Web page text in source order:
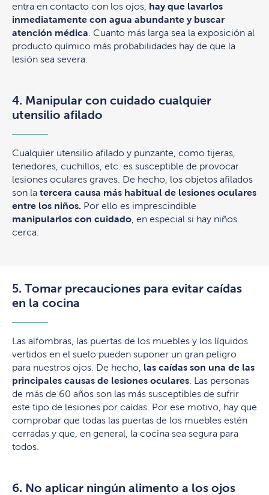
entra en contacto con los ojos, hay que lavarlos
inmediatamente con agua abundante y buscar
atención médica . Cuanto más larga sea la exposición al
producto químico más probabilidades hay de que la
lesión sea severa.
4. Manipular con cuidado cualquier
utensilio afilado
Cualquier utensilio afilado y punzante, como tijeras,
tenedores, cuchillos, etc. es susceptible de provocar
lesiones oculares graves. De hecho, los objetos afilados
son la tercera causa más habitual de lesiones oculares
entre los niños. Por ello es imprescindible
manipularlos con cuidado , en especial si hay niños
cerca.
5. Tomar precauciones para evitar caídas
en la cocina
Las alfombras, las puertas de los muebles y los líquidos
vertidos en el suelo pueden suponer un gran peligro
para nuestros ojos. De hecho, las caídas son una de las
principales causas de lesiones oculares . Las personas
de más de 60 años son las más susceptibles de sufrir
este tipo de lesiones por caídas. Por ese motivo, hay que
comprobar que todas las puertas de los muebles estén
cerradas y que, en general, la cocina sea segura para
todos.
6. No aplicar ningún alimento a los ojos